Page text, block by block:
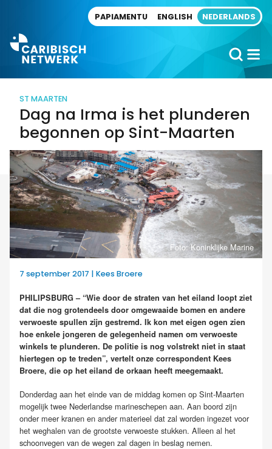
PAPIAMENTU ENGLISH NEDERLANDS
ST MAARTEN
Dag na Irma is het plunderen
begonnen op Sint-Maarten
Foto: Koninklijke Marine
7 september 2017 | Kees Broere
PHILIPSBURG – “Wie door de straten van het eiland loopt ziet
dat die nog grotendeels door omgewaaide bomen en andere
verwoeste spullen zijn gestremd. Ik kon met eigen ogen zien
hoe enkele jongeren de gelegenheid namen om verwoeste
winkels te plunderen. De politie is nog volstrekt niet in staat
hiertegen op te treden”, vertelt onze correspondent Kees
Broere, die op het eiland de orkaan heeft meegemaakt.
Donderdag aan het einde van de middag komen op Sint-Maarten
mogelijk twee Nederlandse marineschepen aan. Aan boord zijn
onder meer kranen en ander materieel dat zal worden ingezet voor
het weghalen van de grootste verwoeste stukken. Alleen al het
schoonvegen van de wegen zal dagen in beslag nemen.